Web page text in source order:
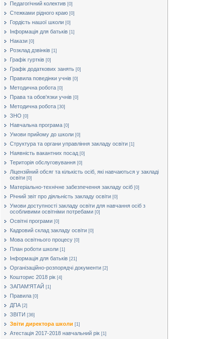
Педагогічний колектив [0]
Стежками рідного краю [0]
Гордість нашої школи [0]
Інформація для батьків [1]
Накази [0]
Розклад дзвінків [1]
Графік гуртків [0]
Графік додаткових занять [0]
Правила поведінки учнів [0]
Методична робота [0]
Права та обов'язки учнів [0]
Методична робота [30]
ЗНО [0]
Навчальна програма [0]
Умови прийому до школи [0]
Структура та органи управління закладу освіти [1]
Наявність вакантних посад [0]
Територія обслуговування [0]
Ліцензійний обсяг та кількість осіб, які навчаються у закладі
освіти [0]
Матеріально-технічне забезпечення закладу осіб [0]
Річний звіт про діяльність закладу освіти [0]
Умови доступності закладу освіти для навчання осіб з
особливими освітніми потребами [0]
Освітні програми [0]
Кадровий склад закладу освіти [0]
Мова освітнього процесу [0]
План роботи школи [1]
Інформація для батьків [21]
Організаційно-розпорядчі документи [2]
Кошторис 2018 рік [4]
ЗАПАМ'ЯТАЙ [1]
Правила [0]
ДПА [2]
ЗВІТИ [36]
Звіти директора школи [1]
Атестація 2017-2018 навчальний рік [1]